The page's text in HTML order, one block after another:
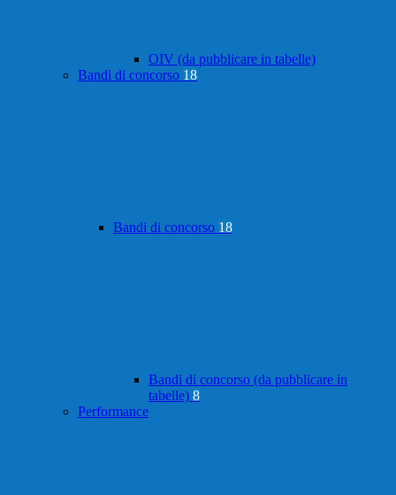
OIV (da pubblicare in tabelle)
Bandi di concorso 18
Bandi di concorso 18
Bandi di concorso (da pubblicare in
tabelle) 8
Performance